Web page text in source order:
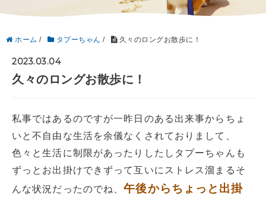
ホーム / タプーちゃん / 久々のロングお散歩に！
2023.03.04
久々のロングお散歩に！
私事ではあるのですが一昨日のある出来事からちょ
いと不自由な生活を余儀なくされておりまして、
色々と生活に制限があったりしたしタプーちゃんも
ずっとお出掛けできずって互いにストレス溜まるそ
んな状況だったのでね、午後からちょっと出掛
a